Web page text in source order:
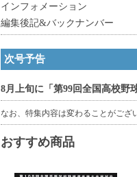
インフォメーション
編集後記&バックナンバー
次号予告
8月上旬に「第99回全国高校野
なお、特集内容は変わることがござ
おすすめ商品